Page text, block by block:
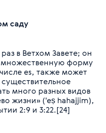
саду
в Ветхом Завете; он
множественную форму
es, также может
много разных видов
жизни» ('eṣ hahajjim),
2:9 и 3:22.[24]